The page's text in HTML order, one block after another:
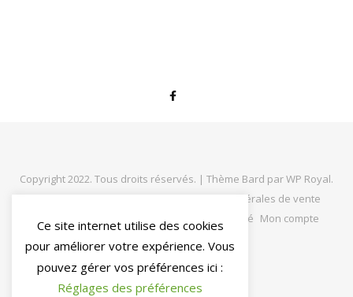
Copyright 2022. Tous droits réservés. | Thème Bard parWP Royal.
Conditions générales de vente
Politique de confidentialité Mon compte
Ce site internet utilise des cookies
pour améliorer votre expérience. Vous
pouvez gérer vos préférences ici :
Réglages des préférences